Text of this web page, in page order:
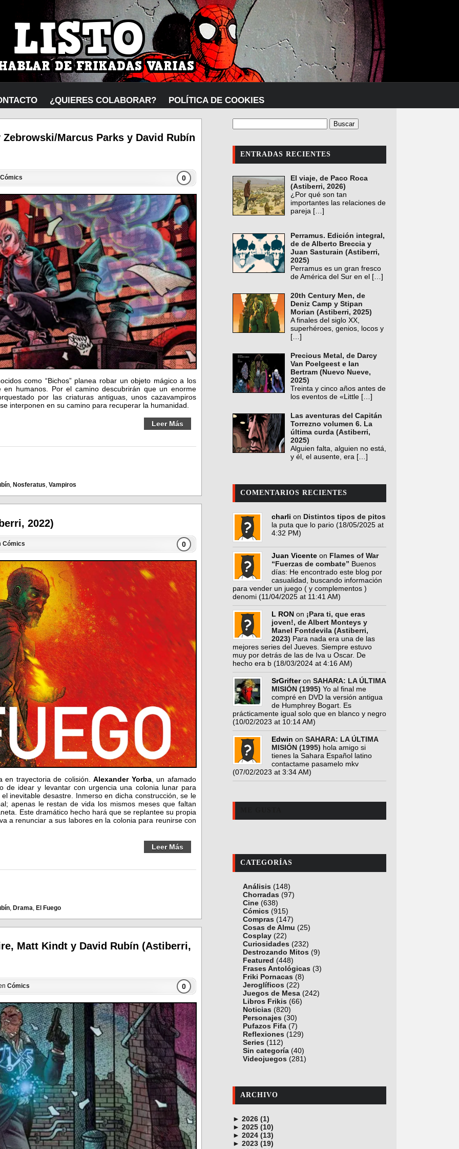
¿QUIERES COLABORAR? POLÍTICA DE COOKIES
Marcus Parks y David Rubín
Cómics 0
como “Bichos” planea robar un objeto mágico a los
humanos. Por el camino descubrirán que un enorme
por las criaturas antiguas, unos cazavampiros
interponen en su camino para recuperar la humanidad.
Leer Más
, Nosferatus, Vampiros
2022)
Cómics 0
en trayectoria de colisión.Alexander Yorba, un afamado
de idear y levantar con urgencia una colonia lunar para
inevitable desastre. Inmerso en dicha construcción, se le
apenas le restan de vida los mismos meses que faltan
Este dramático hecho hará que se replantee su propia
a renunciar a sus labores en la colonia para reunirse con
Leer Más
, Drama, El Fuego
Matt Kindt y David Rubín (Astiberri,
Cómics 0
ENTRADAS RECIENTES
El viaje, de Paco Roca
(Astiberri, 2026)
¿Por qué son tan
importantes las relaciones de
pareja […]
Perramus. Edición integral,
de de Alberto Breccia y
Juan Sasturain (Astiberri,
2025)
Perramus es un gran fresco
de América del Sur en el […]
20th Century Men, de
Deniz Camp y Stipan
Morian (Astiberri, 2025)
A finales del siglo XX,
superhéroes, genios, locos y
[…]
Precious Metal, de Darcy
Van Poelgeest e Ian
Bertram (Nuevo Nueve,
2025)
Treinta y cinco años antes de
los eventos de «Little […]
Las aventuras del Capitán
Torrezno volumen 6. La
última curda (Astiberri,
2025)
Alguien falta, alguien no está,
y él, el ausente, era […]
COMENTARIOS RECIENTES
charli on Distintos tipos de pitos
la puta que lo pario (18/05/2025 at
4:32 PM)
Juan Vicente on Flames of War
“Fuerzas de combate” Buenos
días: He encontrado este blog por
casualidad, buscando información
para vender un juego ( y complementos )
denomi (11/04/2025 at 11:41 AM)
L RON on ¡Para ti, que eras
joven!, de Albert Monteys y
Manel Fontdevila (Astiberri,
2023) Para nada era una de las
mejores series del Jueves. Siempre estuvo
muy por detrás de las de Iva u Oscar. De
hecho era b (18/03/2024 at 4:16 AM)
SrGrifteron SAHARA: LA ÚLTIMA
MISIÓN (1995) Yo al final me
compré en DVD la versión antigua
de Humphrey Bogart. Es
prácticamente igual solo que en blanco y negro
(10/02/2023 at 10:14 AM)
Edwin on SAHARA: LA ÚLTIMA
MISIÓN (1995) hola amigo si
tienes la Sahara Español latino
contactame pasamelo mkv
(07/02/2023 at 3:34 AM)
CATEGORÍAS
Análisis (148)
Chorradas (97)
Cine (638)
Cómics (915)
Compras (147)
Cosas de Almu (25)
Cosplay (22)
Curiosidades (232)
Destrozando Mitos (9)
Featured (448)
Frases Antológicas (3)
Friki Pornacas (8)
Jeroglíficos (22)
Juegos de Mesa (242)
Libros Frikis (66)
Noticias (820)
Personajes (30)
Pufazos Fifa (7)
Reflexiones (129)
Series (112)
Sin categoría (40)
Videojuegos (281)
ARCHIVO
► 2026 (1)
junio (1)
► 2025 (10)
noviembre (1)
octubre (1)
► 2024 (13)
diciembre (4)
► 2023 (19)